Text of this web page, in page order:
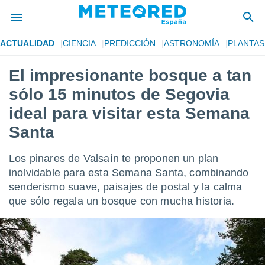
de
por
para
la
que se
calidad.
las
forma
digital
basada
ACTUALIDAD CIENCIA PREDICCIÓN ASTRONOMÍA PLANTAS
El impresionante bosque a tan
sólo 15 minutos de Segovia
ideal para visitar esta Semana
Santa
Los pinares de Valsaín te proponen un plan
inolvidable para esta Semana Santa, combinando
senderismo suave, paisajes de postal y la calma
que sólo regala un bosque con mucha historia.